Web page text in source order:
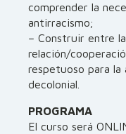
comprender la
antirracismo;
– Construir entre
relación/
respetuoso para
decolonial.
PROGRAMA
El curso será